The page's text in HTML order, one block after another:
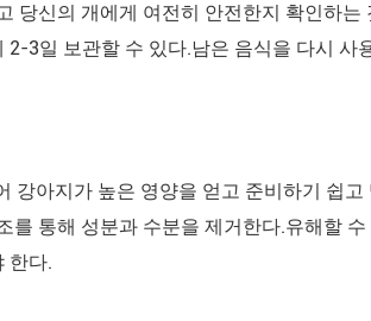
당신의 개에게 여전히 안전한지 확인하는
3일 보관할 수 있다.남은 음식을 다시 사
강아지가 높은 영양을 얻고 준비하기 쉽
통해 성분과 수분을 제거한다.유해할
한다.